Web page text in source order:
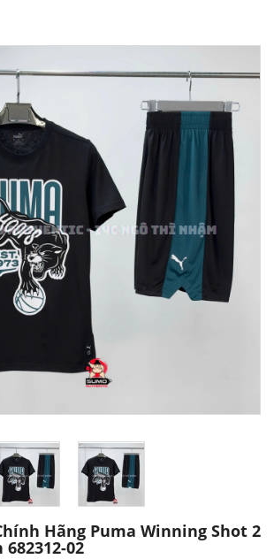
Hãng Puma Winning Shot 2
02